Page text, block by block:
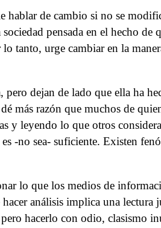
de cambio si no se
pensada en el hecho
tanto, urge cambiar en la
dejan de lado que ella ha
más razón que muchos de
y leyendo lo que otros
-no sea- suficiente. Existen
lo que los medios de
análisis implica una lectura
hacerlo con odio, clasismo